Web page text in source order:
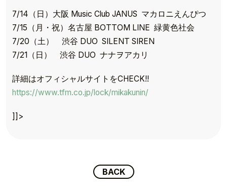
TOP
TOPICS
SCHEDULE
7/14（日）大阪 Music Club JANUS マカロニえんぴつ
7/15（月・祝）名古屋 BOTTOM LINE 緑黄色社会
7/20（土） 渋谷 DUO SILENT SIREN
7/21（日） 渋谷 DUO ナナヲアカリ
詳細はオフィシャルサイトをCHECK!!
https://www.tfm.co.jp/lock/mikakunin/
]]>
BACK